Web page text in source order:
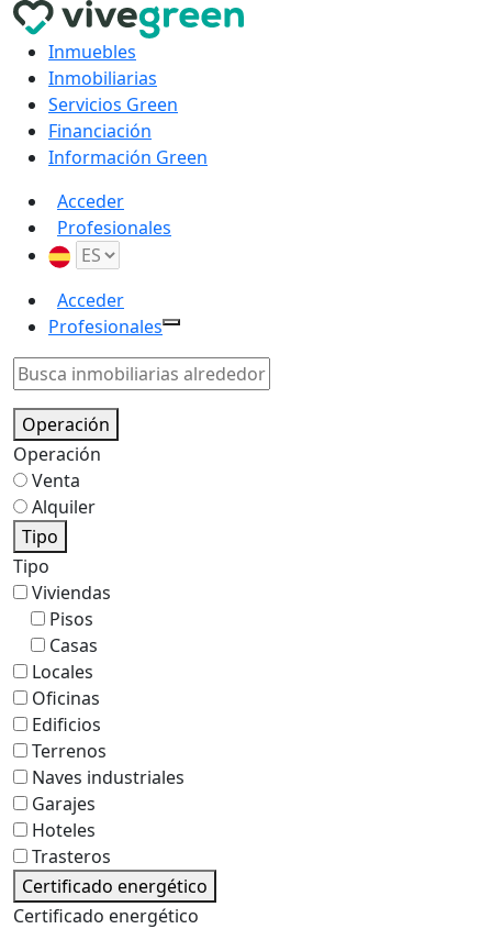
Inmuebles
Inmobiliarias
Servicios Green
Financiación
Información Green
Acceder
Profesionales
Acceder
Profesionales
Operación
Operación
Venta
Alquiler
Tipo
Tipo
Viviendas
Pisos
Casas
Locales
Oficinas
Edificios
Terrenos
Naves industriales
Garajes
Hoteles
Trasteros
Certificado energético
Certificado energético